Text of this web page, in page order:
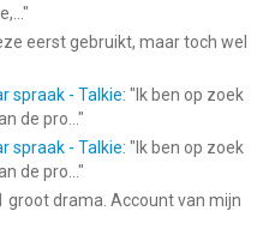
"
eerst gebruikt, maar toch wel
spraak - Talkie: " Ik ben op zoek
de pro... "
spraak - Talkie: " Ik ben op zoek
de pro... "
groot drama. Account van mijn